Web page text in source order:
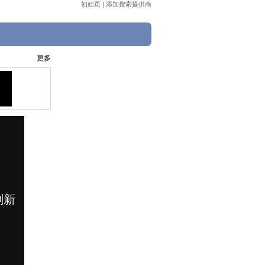
初始页 | 添加搜索提供商
更多